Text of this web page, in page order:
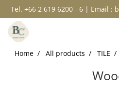
Tel. +66 2 619 6200 - 6 | Email :
Home All products TILE